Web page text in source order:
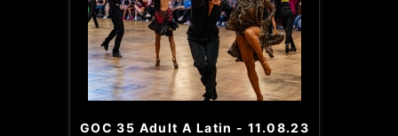
GOC 35 Adult A Latin - 11.08.23